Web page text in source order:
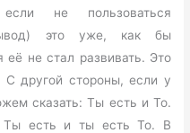
не пользоваться
это уже, как бы
не стал развивать. Это
другой стороны, если у
сказать: Ты есть и То.
Ты есть и ты есть То. В